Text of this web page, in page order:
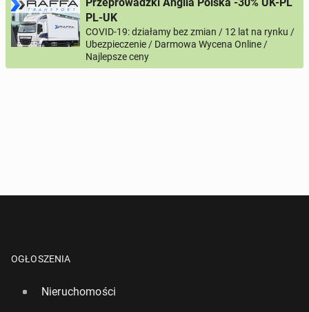
PL-UK
COVID-19: działamy bez zmian / 12 lat na rynku /
Ubezpieczenie / Darmowa Wycena Online /
Najlepsze ceny
OGŁOSZENIA
Nieruchomości